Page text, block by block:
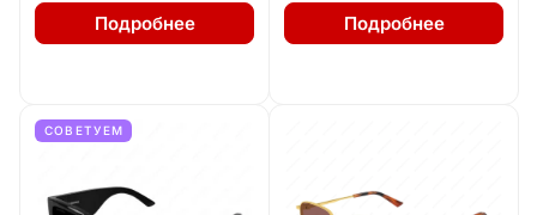
Подробнее Подробнее
СОВЕТУЕМ